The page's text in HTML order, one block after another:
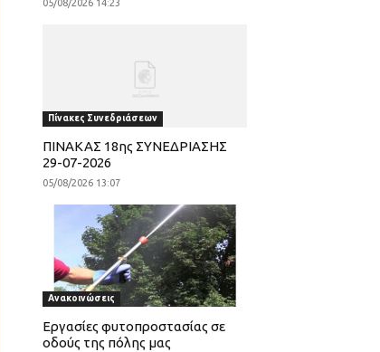
05/08/2026 14:23
Πίνακες Συνεδριάσεων
ΠΙΝΑΚΑΣ 18ης ΣΥΝΕΔΡΙΑΣΗΣ
29-07-2026
05/08/2026 13:07
Ανακοινώσεις
Εργασίες φυτοπροστασίας σε
οδούς της πόλης μας